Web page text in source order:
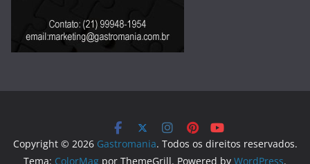
Copyright © 2026 Gastromania. Todos os direitos reservados.
Tema: ColorMag por ThemeGrill. Powered by WordPress.